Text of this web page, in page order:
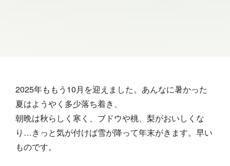
2025年ももう10月を迎えました。あんなに暑かった
夏はようやく多少落ち着き、
朝晩は秋らしく寒く、ブドウや桃、梨がおいしくな
り…きっと気が付けば雪が降って年末がきます。早い
ものです。